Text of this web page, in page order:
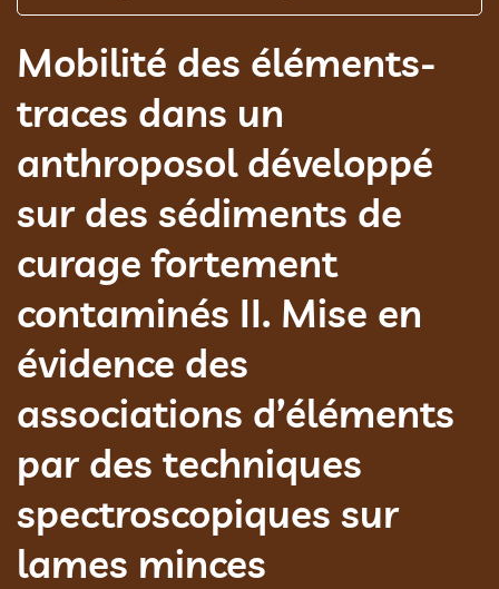
Mobilité des éléments-
traces dans un
anthroposol développé
sur des sédiments de
curage fortement
contaminés II. Mise en
évidence des
associations d’éléments
par des techniques
spectroscopiques sur
lames minces